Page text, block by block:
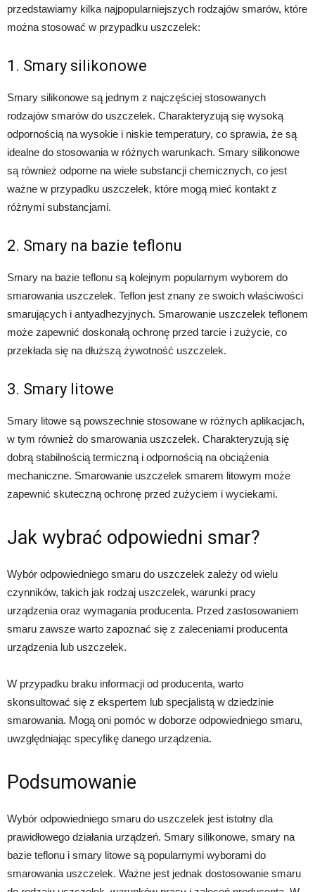
przedstawiamy kilka najpopularniejszych rodzajów smarów, które
można stosować w przypadku uszczelek:
1. Smary silikonowe
Smary silikonowe są jednym z najczęściej stosowanych
rodzajów smarów do uszczelek. Charakteryzują się wysoką
odpornością na wysokie i niskie temperatury, co sprawia, że są
idealne do stosowania w różnych warunkach. Smary silikonowe
są również odporne na wiele substancji chemicznych, co jest
ważne w przypadku uszczelek, które mogą mieć kontakt z
różnymi substancjami.
2. Smary na bazie teflonu
Smary na bazie teflonu są kolejnym popularnym wyborem do
smarowania uszczelek. Teflon jest znany ze swoich właściwości
smarujących i antyadhezyjnych. Smarowanie uszczelek teflonem
może zapewnić doskonałą ochronę przed tarcie i zużycie, co
przekłada się na dłuższą żywotność uszczelek.
3. Smary litowe
Smary litowe są powszechnie stosowane w różnych aplikacjach,
w tym również do smarowania uszczelek. Charakteryzują się
dobrą stabilnością termiczną i odpornością na obciążenia
mechaniczne. Smarowanie uszczelek smarem litowym może
zapewnić skuteczną ochronę przed zużyciem i wyciekami.
Jak wybrać odpowiedni smar?
Wybór odpowiedniego smaru do uszczelek zależy od wielu
czynników, takich jak rodzaj uszczelek, warunki pracy
urządzenia oraz wymagania producenta. Przed zastosowaniem
smaru zawsze warto zapoznać się z zaleceniami producenta
urządzenia lub uszczelek.
W przypadku braku informacji od producenta, warto
skonsultować się z ekspertem lub specjalistą w dziedzinie
smarowania. Mogą oni pomóc w doborze odpowiedniego smaru,
uwzględniając specyfikę danego urządzenia.
Podsumowanie
Wybór odpowiedniego smaru do uszczelek jest istotny dla
prawidłowego działania urządzeń. Smary silikonowe, smary na
bazie teflonu i smary litowe są popularnymi wyborami do
smarowania uszczelek. Ważne jest jednak dostosowanie smaru